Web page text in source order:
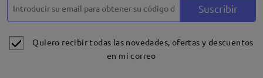
Suscribir
Quiero recibir todas las novedades, ofertas y descuentos
en mi correo